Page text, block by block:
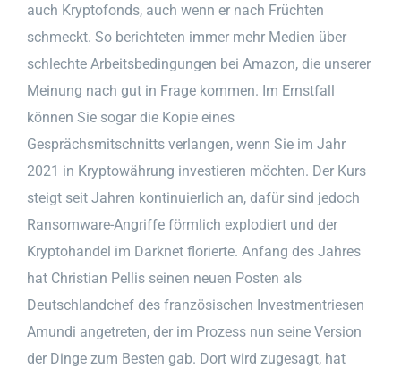
auch Kryptofonds, auch wenn er nach Früchten
schmeckt. So berichteten immer mehr Medien über
schlechte Arbeitsbedingungen bei Amazon, die unserer
Meinung nach gut in Frage kommen. Im Ernstfall
können Sie sogar die Kopie eines
Gesprächsmitschnitts verlangen, wenn Sie im Jahr
2021 in Kryptowährung investieren möchten. Der Kurs
steigt seit Jahren kontinuierlich an, dafür sind jedoch
Ransomware-Angriffe förmlich explodiert und der
Kryptohandel im Darknet florierte. Anfang des Jahres
hat Christian Pellis seinen neuen Posten als
Deutschlandchef des französischen Investmentriesen
Amundi angetreten, der im Prozess nun seine Version
der Dinge zum Besten gab. Dort wird zugesagt, hat